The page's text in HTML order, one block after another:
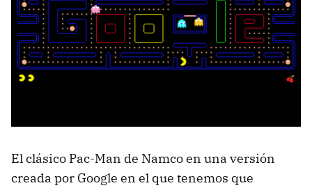
El clásico Pac-Man de Namco en una versión
creada por Google en el que tenemos que